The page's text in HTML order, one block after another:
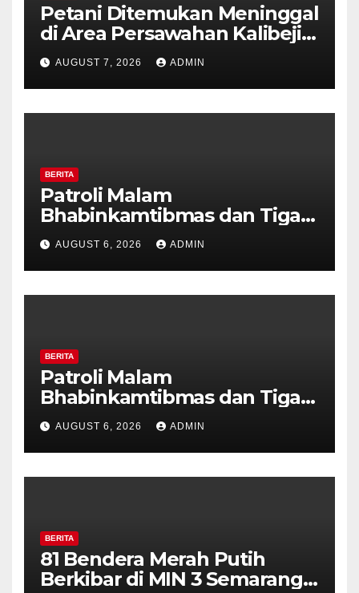
Petani Ditemukan Meninggal
di Area Persawahan Kalibeji,
Polisi Pastikan Tidak Ada
Tanda Kekerasan
AUGUST 7, 2026 ADMIN
BERITA
Patroli Malam
Bhabinkamtibmas dan Tiga
Pilar Kelurahan Ungaran
Perkuat Kamtibmas, Warga
Diajak Aktifkan Ronda
AUGUST 6, 2026 ADMIN
BERITA
Patroli Malam
Bhabinkamtibmas dan Tiga
Pilar Kelurahan Ungaran
Perkuat Kamtibmas, Warga
Diajak Aktifkan Ronda
AUGUST 6, 2026 ADMIN
BERITA
81 Bendera Merah Putih
Berkibar di MIN 3 Semarang,